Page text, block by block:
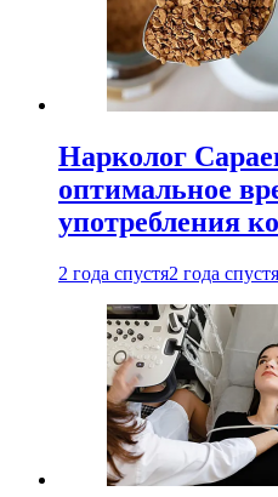
Нарколог
оптимальное
употребления
2 года спустя2 года спустя